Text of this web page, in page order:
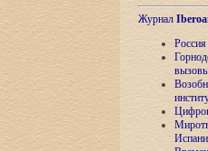
Журнал